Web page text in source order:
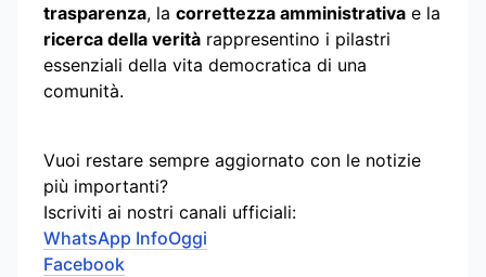
trasparenza, la correttezza amministrativa e la
ricerca della verità rappresentino i pilastri
essenziali della vita democratica di una
comunità.
Vuoi restare sempre aggiornato con le notizie
più importanti?
Iscriviti ai nostri canali ufficiali:
WhatsApp InfoOggi
Facebook